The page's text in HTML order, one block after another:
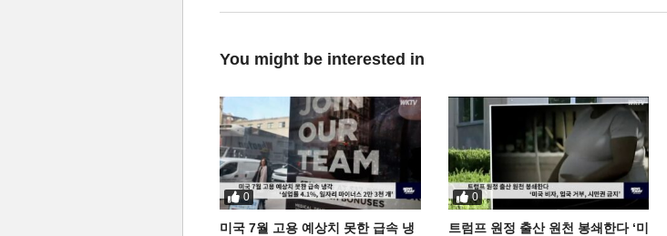
You might be interested in
0
미국 7월 고용 예상치 못한 급속 냉
0
트럼프 원정 출산 원천 봉쇄한다 ‘미